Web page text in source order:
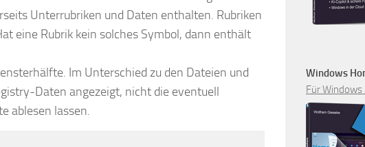
Unterrubriken und Daten enthalten. Rubriken
eine Rubrik kein solches Symbol, dann enthält
Im Unterschied zu den Dateien und
Daten angezeigt, nicht die eventuell
ablesen lassen.
Windows
Für Windows